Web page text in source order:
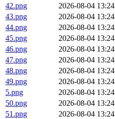
42.png
2026-08-04 13:24
43.png
2026-08-04 13:24
44.png
2026-08-04 13:24
45.png
2026-08-04 13:24
46.png
2026-08-04 13:24
47.png
2026-08-04 13:24
48.png
2026-08-04 13:24
49.png
2026-08-04 13:24
5.png
2026-08-04 13:24
50.png
2026-08-04 13:24
51.png
2026-08-04 13:24